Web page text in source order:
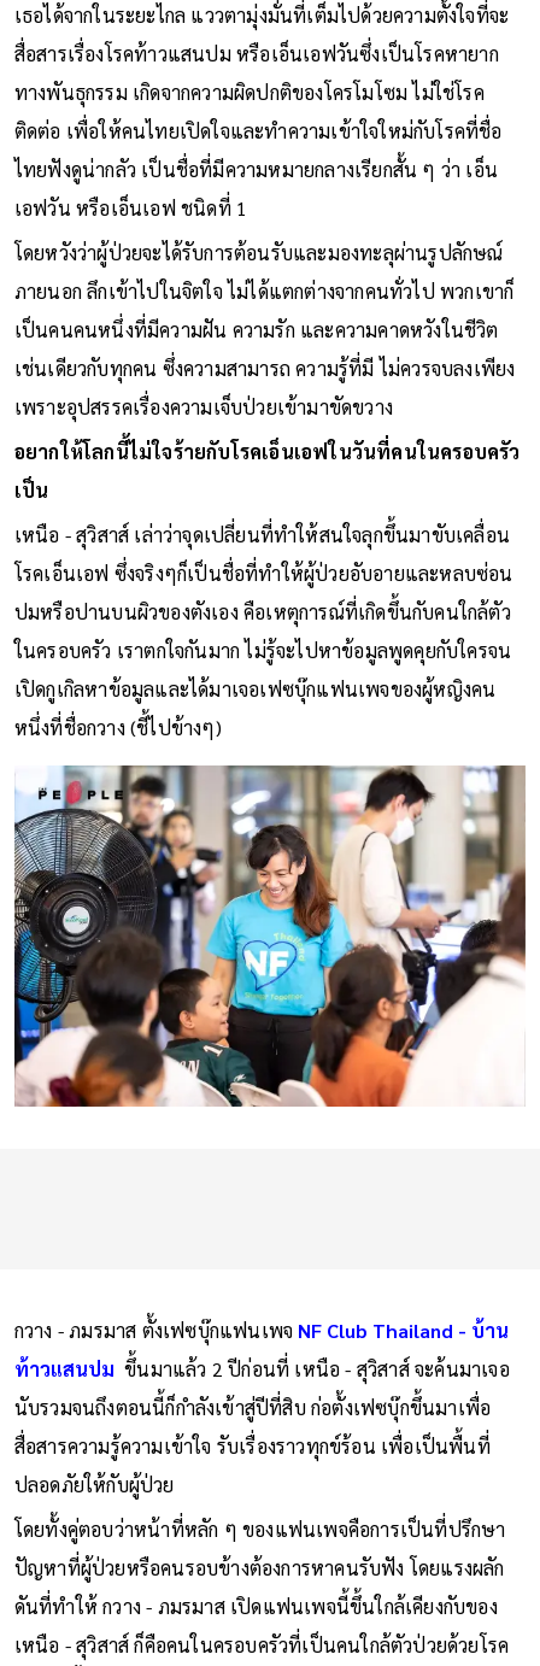
เธอได้จากในระยะไกล แววตามุ่งมั่นที่เต็มไปด้วยความตั้งใจที่จะ
สื่อสารเรื่องโรคท้าวแสนปม หรือเอ็นเอฟวันซึ่งเป็นโรคหายาก
ทางพันธุกรรม เกิดจากความผิดปกติของโครโมโซม ไม่ใช่โรค
ติดต่อ เพื่อให้คนไทยเปิดใจและทำความเข้าใจใหม่กับโรคที่ชื่อ
ไทยฟังดูน่ากลัว เป็นชื่อที่มีความหมายกลางเรียกสั้น ๆ ว่า เอ็น
เอฟวัน หรือเอ็นเอฟ ชนิดที่ 1
โดยหวังว่าผู้ป่วยจะได้รับการต้อนรับและมองทะลุผ่านรูปลักษณ์
ภายนอก ลึกเข้าไปในจิตใจ ไม่ได้แตกต่างจากคนทั่วไป พวกเขาก็
เป็นคนคนหนึ่งที่มีความฝัน ความรัก และความคาดหวังในชีวิต
เช่นเดียวกับทุกคน ซึ่งความสามารถ ความรู้ที่มี ไม่ควรจบลงเพียง
เพราะอุปสรรคเรื่องความเจ็บป่วยเข้ามาขัดขวาง
อยากให้โลกนี้ไม่ใจร้ายกับโรคเอ็นเอฟในวันที่คนในครอบครัว
เป็น
เหนือ - สุวิสาส์ เล่าว่าจุดเปลี่ยนที่ทำให้สนใจลุกขึ้นมาขับเคลื่อน
โรคเอ็นเอฟ ซึ่งจริงๆก็เป็นชื่อที่ทำให้ผู้ป่วยอับอายและหลบซ่อน
ปมหรือปานบนผิวของตังเอง คือเหตุการณ์ที่เกิดขึ้นกับคนใกล้ตัว
ในครอบครัว เราตกใจกันมาก ไม่รู้จะไปหาข้อมูลพูดคุยกับใครจน
เปิดกูเกิลหาข้อมูลและได้มาเจอเฟซบุ๊กแฟนเพจของผู้หญิงคน
หนึ่งที่ชื่อกวาง (ชี้ไปข้างๆ)
กวาง - ภมรมาส ตั้งเฟซบุ๊กแฟนเพจ NF Club Thailand - บ้าน
ท้าวแสนปม ขึ้นมาแล้ว 2 ปีก่อนที่ เหนือ - สุวิสาส์ จะค้นมาเจอ
นับรวมจนถึงตอนนี้ก็กำลังเข้าสู่ปีที่สิบ ก่อตั้งเฟซบุ๊กขึ้นมาเพื่อ
สื่อสารความรู้ความเข้าใจ รับเรื่องราวทุกข์ร้อน เพื่อเป็นพื้นที่
ปลอดภัยให้กับผู้ป่วย
โดยทั้งคู่ตอบว่าหน้าที่หลัก ๆ ของแฟนเพจคือการเป็นที่ปรึกษา
ปัญหาที่ผู้ป่วยหรือคนรอบข้างต้องการหาคนรับฟัง โดยแรงผลัก
ดันที่ทำให้ กวาง - ภมรมาส เปิดแฟนเพจนี้ขึ้นใกล้เคียงกับของ
เหนือ - สุวิสาส์ ก็คือคนในครอบครัวที่เป็นคนใกล้ตัวป่วยด้วยโรค